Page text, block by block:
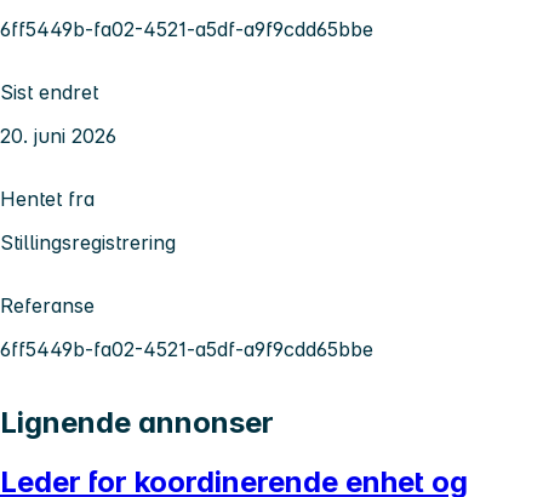
6ff5449b-fa02-4521-a5df-a9f9cdd65bbe
Sist endret
20. juni 2026
Hentet fra
Stillingsregistrering
Referanse
6ff5449b-fa02-4521-a5df-a9f9cdd65bbe
Lignende annonser
Leder for koordinerende enhet og